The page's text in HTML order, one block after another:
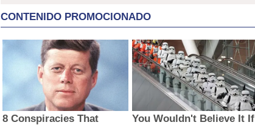
CONTENIDO PROMOCIONADO
8 Conspiracies That
You Wouldn't Believe It If